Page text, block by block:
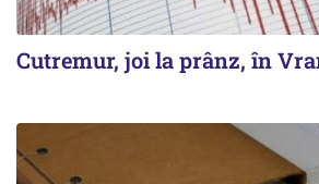
Cutremur, joi la prânz, în